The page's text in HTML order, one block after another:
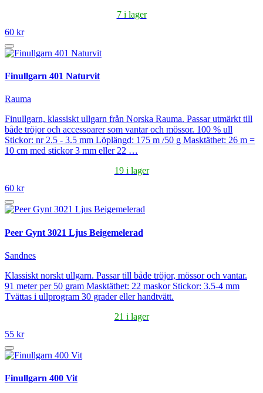
7 i lager
60 kr
Finullgarn 401 Naturvit
Rauma
Finullgarn, klassiskt ullgarn från Norska Rauma. Passar utmärkt till
både tröjor och accessoarer som vantar och mössor. 100 % ull
Stickor: nr 2.5 - 3.5 mm Löplängd: 175 m /50 g Masktäthet: 26 m =
10 cm med stickor 3 mm eller 22 …
19 i lager
60 kr
Peer Gynt 3021 Ljus Beigemelerad
Sandnes
Klassiskt norskt ullgarn. Passar till både tröjor, mössor och vantar.
91 meter per 50 gram Masktäthet: 22 maskor Stickor: 3.5-4 mm
Tvättas i ullprogram 30 grader eller handtvätt.
21 i lager
55 kr
Finullgarn 400 Vit